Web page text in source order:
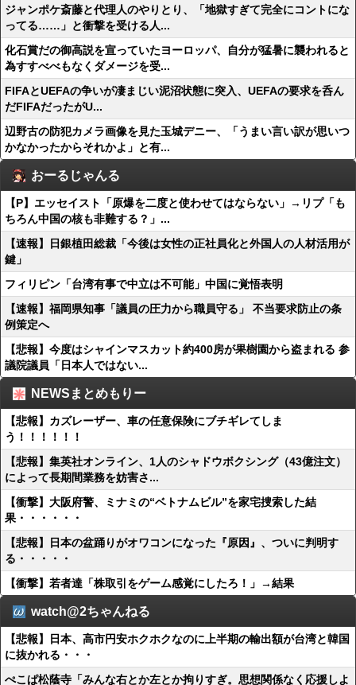
ジャンポケ斎藤と代理人のやりとり、「地獄すぎて完全にコントにな
ってる……」と衝撃を受ける人...
化石賞だの御高説を宣っていたヨーロッパ、自分が猛暑に襲われると
為すすべべもなくダメージを受...
FIFAとUEFAの争いが凄まじい泥沼状態に突入、UEFAの要求を呑ん
だFIFAだったがU...
辺野古の防犯カメラ画像を見た玉城デニー、「うまい言い訳が思いつ
かなかったからそれかよ」と有...
おーるじゃんる
【P】エッセイスト「原爆を二度と使わせてはならない」→リプ「も
ちろん中国の核も非難する？」...
【速報】日銀植田総裁「今後は女性の正社員化と外国人の人材活用が
鍵」
フィリピン「台湾有事で中立は不可能」中国に覚悟表明
【速報】福岡県知事「議員の圧力から職員守る」 不当要求防止の条
例策定へ
【悲報】今度はシャインマスカット約400房が果樹園から盗まれる 参
議院議員「日本人ではない...
NEWSまとめもりー
【悲報】カズレーザー、車の任意保険にブチギレてしま
う！！！！！！
【悲報】集英社オンライン、1人のシャドウボクシング（43億注文）
によって長期間業務を妨害さ...
【衝撃】大阪府警、ミナミの“ベトナムビル”を家宅捜索した結
果・・・・・・
【悲報】日本の盆踊りがオワコンになった『原因』、ついに判明す
る・・・・・
【衝撃】若者達「株取引をゲーム感覚にしたろ！」→結果
watch@2ちゃんねる
【悲報】日本、高市円安ホクホクなのに上半期の輸出額が台湾と韓国
に抜かれる・・・
ぺこぱ松蔭寺「みんな右とか左とか拘りすぎ。思想関係なく応援しよ